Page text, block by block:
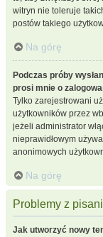
witryn nie toleruje
postów takiego
Na górę
Podczas próby
prosi mnie o
Tylko zarejestrowani
użytkowników przez
jeżeli administrator
nieprawidłowym
anonimowych
Na górę
Problemy z
Jak utworzyć nowy